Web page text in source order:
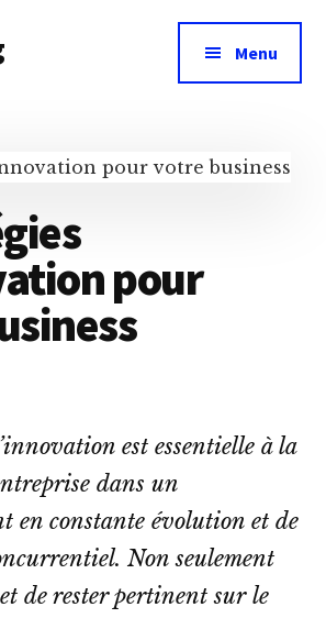
Menu
pour
est essentielle à la
dans un
en constante évolution et de
Non seulement
de rester pertinent sur le